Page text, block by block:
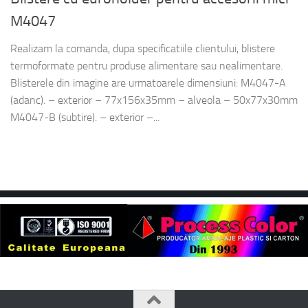
M4047
Realizam la comanda, dupa specificatiile clientului, blistere
termoformate pentru produse alimentare sau nealimentare.
Blisterele din imagine are urmatoarele dimensiuni: M4047-A
(adanc). – exterior – 77x156x35mm – alveola – 50x77x30mm
M4047-B (subtire). – exterior –...